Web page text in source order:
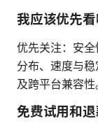
我应该优先看
优先关注：安
分布、速度与
及跨平台兼容性
免费试用和退